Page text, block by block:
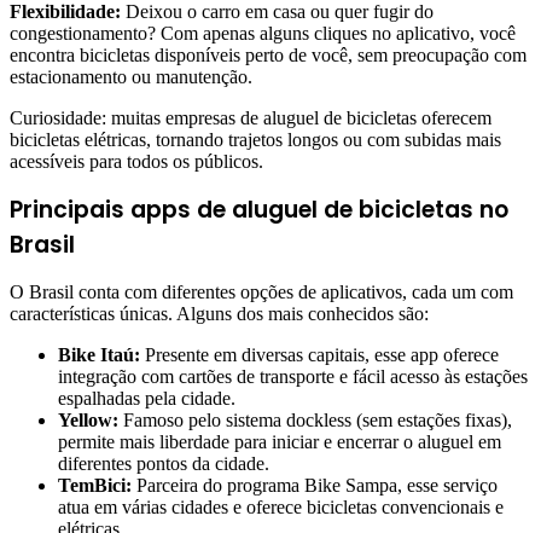
Flexibilidade: Deixou o carro em casa ou quer fugir do
congestionamento? Com apenas alguns cliques no aplicativo, você
encontra bicicletas disponíveis perto de você, sem preocupação com
estacionamento ou manutenção.
Curiosidade: muitas empresas de aluguel de bicicletas oferecem
bicicletas elétricas, tornando trajetos longos ou com subidas mais
acessíveis para todos os públicos.
Principais apps de aluguel de bicicletas no
Brasil
O Brasil conta com diferentes opções de aplicativos, cada um com
características únicas. Alguns dos mais conhecidos são:
Bike Itaú: Presente em diversas capitais, esse app oferece
integração com cartões de transporte e fácil acesso às estações
espalhadas pela cidade.
Yellow: Famoso pelo sistema dockless (sem estações fixas),
permite mais liberdade para iniciar e encerrar o aluguel em
diferentes pontos da cidade.
TemBici: Parceira do programa Bike Sampa, esse serviço
atua em várias cidades e oferece bicicletas convencionais e